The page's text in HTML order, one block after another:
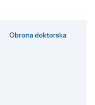
Obrona doktorska